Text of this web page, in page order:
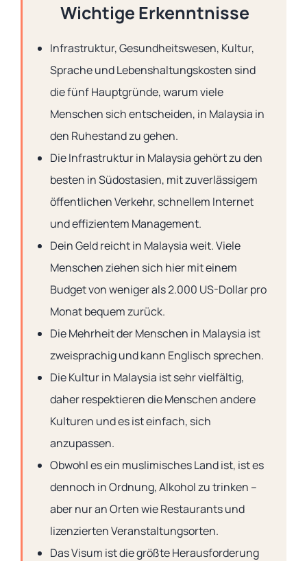
Wichtige Erkenntnisse
Infrastruktur, Gesundheitswesen, Kultur,
Sprache und Lebenshaltungskosten sind
die fünf Hauptgründe, warum viele
Menschen sich entscheiden, in Malaysia in
den Ruhestand zu gehen.
Die Infrastruktur in Malaysia gehört zu den
besten in Südostasien, mit zuverlässigem
öffentlichen Verkehr, schnellem Internet
und effizientem Management.
Dein Geld reicht in Malaysia weit. Viele
Menschen ziehen sich hier mit einem
Budget von weniger als 2.000 US-Dollar pro
Monat bequem zurück.
Die Mehrheit der Menschen in Malaysia ist
zweisprachig und kann Englisch sprechen.
Die Kultur in Malaysia ist sehr vielfältig,
daher respektieren die Menschen andere
Kulturen und es ist einfach, sich
anzupassen.
Obwohl es ein muslimisches Land ist, ist es
dennoch in Ordnung, Alkohol zu trinken –
aber nur an Orten wie Restaurants und
lizenzierten Veranstaltungsorten.
Das Visum ist die größte Herausforderung